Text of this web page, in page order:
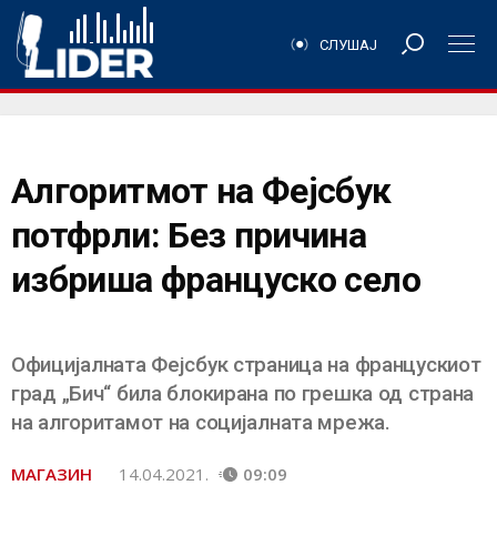
СЛУШАЈ
Алгоритмот на Фејсбук
потфрли: Без причина
избриша француско село
Официјалната Фејсбук страница на францускиот
град „Бич“ била блокирана по грешка од страна
на алгоритамот на социјалната мрежа.
МАГАЗИН 14.04.2021. 09:09